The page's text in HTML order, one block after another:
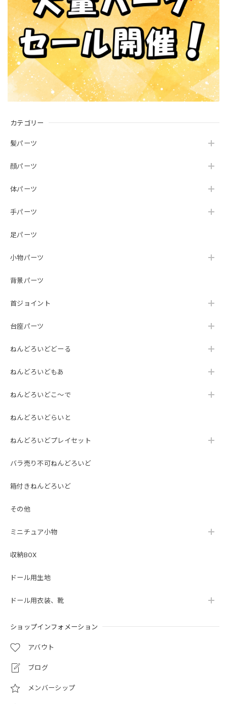
カテゴリー
髪パーツ
顔パーツ
体パーツ
手パーツ
足パーツ
小物パーツ
背景パーツ
首ジョイント
台座パーツ
ねんどろいどどーる
ねんどろいどもあ
ねんどろいどこ～で
ねんどろいどらいと
ねんどろいどプレイセット
バラ売り不可ねんどろいど
箱付きねんどろいど
その他
ミニチュア小物
収納BOX
ドール用生地
ドール用衣装、靴
ショップインフォメーション
アバウト
ブログ
メンバーシップ